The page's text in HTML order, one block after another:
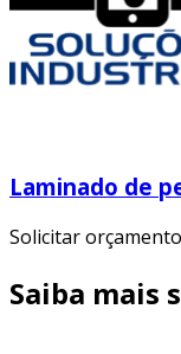
Laminado de
Solicitar orçamento
Saiba mais